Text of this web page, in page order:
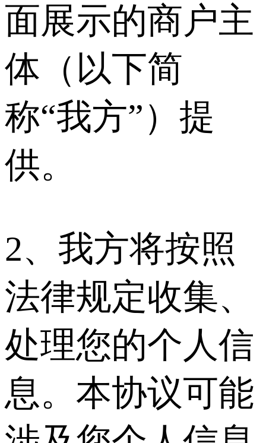
面展示的商户主
体（以下简
称“我方”）提
供。
2、我方将按照
法律规定收集、
处理您的个人信
息。本协议可能